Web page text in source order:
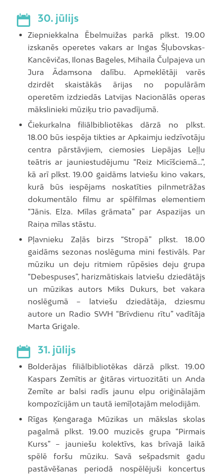
30. jūlijs
Ziepniekkalna Ēbelmuižas parkā plkst. 19.00
izskanēs operetes vakars ar Ingas Šļubovskas-
Kancēvičas, Ilonas Bageles, Mihaila Čulpajeva un
Jura Ādamsona dalību. Apmeklētāji varēs
dzirdēt skaistākās ārijas no populārām
operetēm izdziedās Latvijas Nacionālās operas
mākslinieki mūziķu trio pavadījumā.
Čiekurkalna filiālbibliotēkas dārzā no plkst.
18.00 būs iespēja tikties ar Apkaimju iedzīvotāju
centra pārstāvjiem, ciemosies Liepājas Leļļu
teātris ar jauniestudējumu “Reiz Micīšciemā…”,
kā arī plkst. 19.00 gaidāms latviešu kino vakars,
kurā būs iespējams noskatīties pilnmetrāžas
dokumentālo filmu ar spēlfilmas elementiem
“Jānis. Elza. Mīlas grāmata” par Aspazijas un
Raiņa mīlas stāstu.
Pļavnieku Zaļās birzs “Stropā” plkst. 18.00
gaidāms sezonas noslēguma mini festivāls. Par
mūziku un deju ritmiem rūpēsies deju grupa
“Debespuses”, harizmātiskais latviešu dziedātājs
un mūzikas autors Miks Dukurs, bet vakara
noslēgumā – latviešu dziedātāja, dziesmu
autore un Radio SWH “Brīvdienu rītu” vadītāja
Marta Grigale.
31. jūlijs
Bolderājas filiālbibliotēkas dārzā plkst. 19.00
Kaspars Zemītis ar ģitāras virtuozitāti un Anda
Zemīte ar balsi radīs jaunu elpu oriģinālajām
kompozīcijām un tautā iemīļotajām melodijām.
Rīgas Ķengaraga Mūzikas un mākslas skolas
pagalmā plkst. 19.00 muzicēs grupa “Pirmais
Kurss” – jauniešu kolektīvs, kas brīvajā laikā
spēlē foršu mūziku. Savā sešpadsmit gadu
pastāvēšanas periodā nospēlējuši koncertus